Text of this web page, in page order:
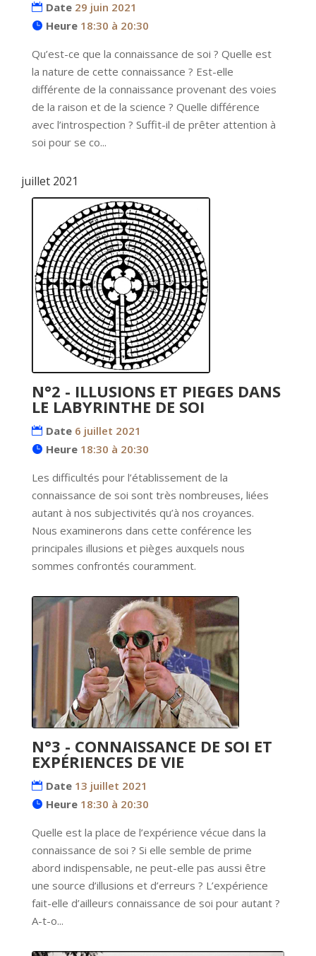
Date 29 juin 2021
Heure 18:30 à 20:30
Qu’est-ce que la connaissance de soi ? Quelle est
la nature de cette connaissance ? Est-elle
différente de la connaissance provenant des voies
de la raison et de la science ? Quelle différence
avec l’introspection ? Suffit-il de prêter attention à
soi pour se co...
juillet 2021
N°2 - ILLUSIONS ET PIEGES DANS
LE LABYRINTHE DE SOI
Date 6 juillet 2021
Heure 18:30 à 20:30
Les difficultés pour l’établissement de la
connaissance de soi sont très nombreuses, liées
autant à nos subjectivités qu’à nos croyances.
Nous examinerons dans cette conférence les
principales illusions et pièges auxquels nous
sommes confrontés couramment.
N°3 - CONNAISSANCE DE SOI ET
EXPÉRIENCES DE VIE
Date 13 juillet 2021
Heure 18:30 à 20:30
Quelle est la place de l’expérience vécue dans la
connaissance de soi ? Si elle semble de prime
abord indispensable, ne peut-elle pas aussi être
une source d’illusions et d’erreurs ? L’expérience
fait-elle d’ailleurs connaissance de soi pour autant ?
A-t-o...